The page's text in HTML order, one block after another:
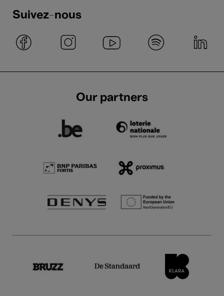
Suivez-nous
Our partners